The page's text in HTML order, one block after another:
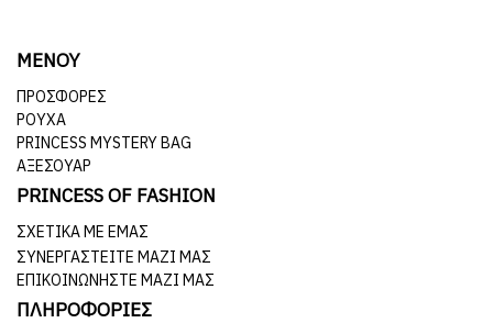
ΜΕΝΟΥ
ΠΡΟΣΦΟΡΕΣ
ΡΟΥΧΑ
PRINCESS MYSTERY BAG
ΑΞΕΣΟΥΑΡ
PRINCESS OF FASHION
ΣΧΕΤΙΚΆ ΜΕ ΕΜΆΣ
ΣΥΝΕΡΓΑΣΤΕΊΤΕ ΜΑΖΊ ΜΑΣ
ΕΠΙΚΟΙΝΩΝΉΣΤΕ ΜΑΖΊ ΜΑΣ
ΠΛΗΡΟΦΟΡΙΕΣ